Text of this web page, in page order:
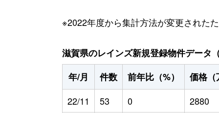
※2022年度から集計方法が変更された
滋賀県のレインズ新規登録物件データ
年/月
件数 前年比（%）
価格（
22/11
53 0
2880